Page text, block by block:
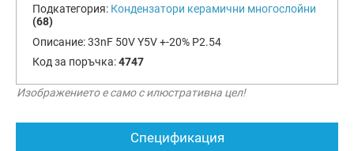
Подкатегория: Кондензатори керамични многослойни
(68)
Описание:33nF 50V Y5V +-20% P2.54
Код за поръчка:4747
Изображението е само с илюстративна цел!
Спецификация